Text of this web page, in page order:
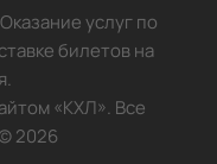
услуг по
билетов на
«КХЛ». Все
2026